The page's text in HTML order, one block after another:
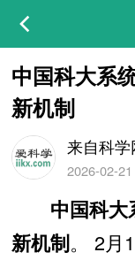
中国科大系
新机制
来自科学
2026-02-21
中国科
新机制。 2月